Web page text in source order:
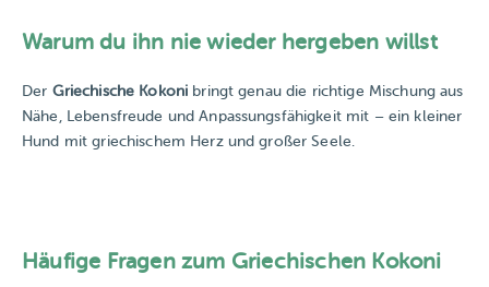
Warum du ihn nie wieder hergeben willst
Der Griechische Kokoni bringt genau die richtige Mischung aus
Nähe, Lebensfreude und Anpassungsfähigkeit mit – ein kleiner
Hund mit griechischem Herz und großer Seele.
Häufige Fragen zum Griechischen Kokoni